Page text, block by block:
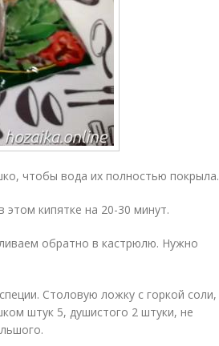
чтобы вода их полностью покрыла.
кипятке на 20-30 минут.
обратно в кастрюлю. Нужно
Столовую ложку с горкой соли,
штук 5, душистого 2 штуки, не